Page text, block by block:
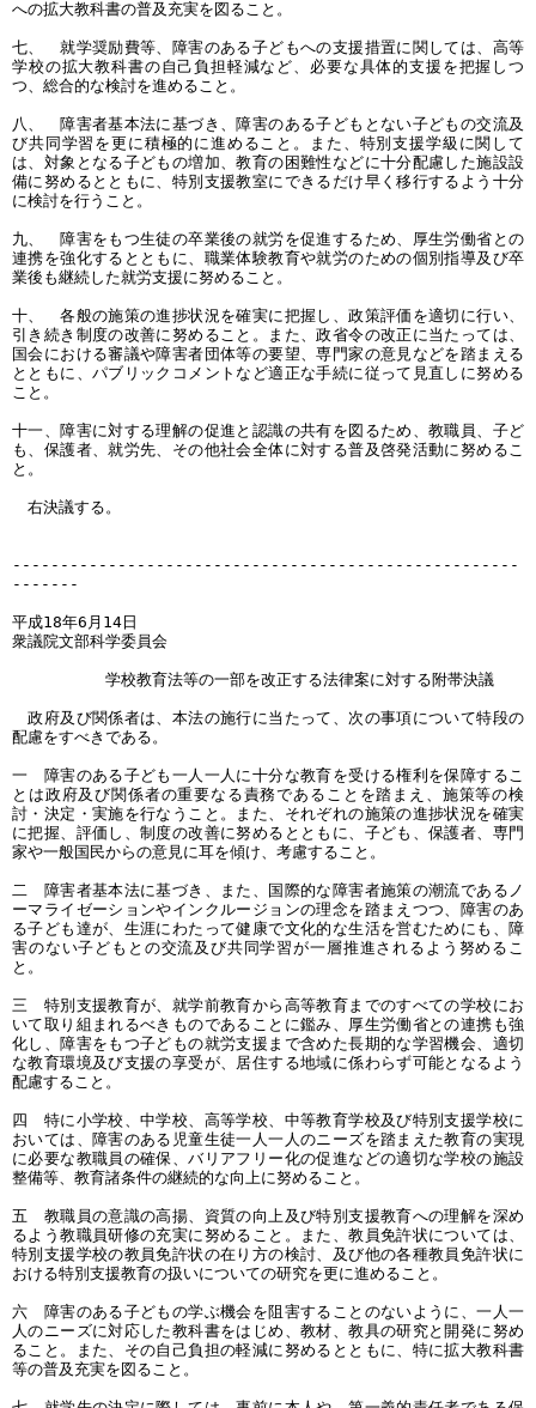
への拡大教科書の普及充実を図ること。
七、 就学奨励費等、障害のある子どもへの支援措置に関しては、高等
学校の拡大教科書の自己負担軽減など、必要な具体的支援を把握しつ
つ、総合的な検討を進めること。
八、 障害者基本法に基づき、障害のある子どもとない子どもの交流及
び共同学習を更に積極的に進めること。また、特別支援学級に関して
は、対象となる子どもの増加、教育の困難性などに十分配慮した施設設
備に努めるとともに、特別支援教室にできるだけ早く移行するよう十分
に検討を行うこと。
九、 障害をもつ生徒の卒業後の就労を促進するため、厚生労働省との
連携を強化するとともに、職業体験教育や就労のための個別指導及び卒
業後も継続した就労支援に努めること。
十、 各般の施策の進捗状況を確実に把握し、政策評価を適切に行い、
引き続き制度の改善に努めること。また、政省令の改正に当たっては、
国会における審議や障害者団体等の要望、専門家の意見などを踏まえる
とともに、パブリックコメントなど適正な手続に従って見直しに努める
こと。
十一、障害に対する理解の促進と認識の共有を図るため、教職員、子ど
も、保護者、就労先、その他社会全体に対する普及啓発活動に努めるこ
と。
右決議する。
-----------------------------------------------------
-------
平成18年6月14日
衆議院文部科学委員会
学校教育法等の一部を改正する法律案に対する附帯決議
政府及び関係者は、本法の施行に当たって、次の事項について特段の
配慮をすべきである。
一 障害のある子ども一人一人に十分な教育を受ける権利を保障するこ
とは政府及び関係者の重要なる責務であることを踏まえ、施策等の検
討・決定・実施を行なうこと。また、それぞれの施策の進捗状況を確実
に把握、評価し、制度の改善に努めるとともに、子ども、保護者、専門
家や一般国民からの意見に耳を傾け、考慮すること。
二 障害者基本法に基づき、また、国際的な障害者施策の潮流であるノ
ーマライゼーションやインクルージョンの理念を踏まえつつ、障害のあ
る子ども達が、生涯にわたって健康で文化的な生活を営むためにも、障
害のない子どもとの交流及び共同学習が一層推進されるよう努めるこ
と。
三 特別支援教育が、就学前教育から高等教育までのすべての学校にお
いて取り組まれるべきものであることに鑑み、厚生労働省との連携も強
化し、障害をもつ子どもの就労支援まで含めた長期的な学習機会、適切
な教育環境及び支援の享受が、居住する地域に係わらず可能となるよう
配慮すること。
四 特に小学校、中学校、高等学校、中等教育学校及び特別支援学校に
おいては、障害のある児童生徒一人一人のニーズを踏まえた教育の実現
に必要な教職員の確保、バリアフリー化の促進などの適切な学校の施設
整備等、教育諸条件の継続的な向上に努めること。
五 教職員の意識の高揚、資質の向上及び特別支援教育への理解を深め
るよう教職員研修の充実に努めること。また、教員免許状については、
特別支援学校の教員免許状の在り方の検討、及び他の各種教員免許状に
おける特別支援教育の扱いについての研究を更に進めること。
六 障害のある子どもの学ぶ機会を阻害することのないように、一人一
人のニーズに対応した教科書をはじめ、教材、教具の研究と開発に努め
ること。また、その自己負担の軽減に努めるとともに、特に拡大教科書
等の普及充実を図ること。